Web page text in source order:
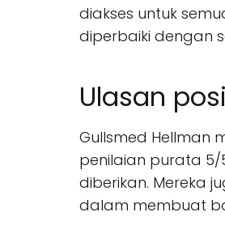
diakses untuk
diperbaiki dengan
Ulasan
Gullsmed Hellman
penilaian purata 5/
diberikan. Mereka
dalam membuat